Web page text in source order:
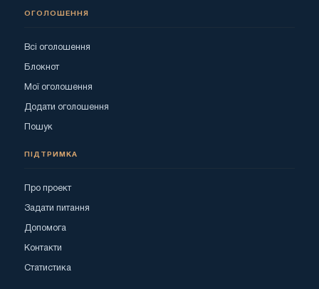
ОГОЛОШЕННЯ
Всі оголошення
Блокнот
Мої оголошення
Додати оголошення
Пошук
ПІДТРИМКА
Про проект
Задати питання
Допомога
Контакти
Статистика